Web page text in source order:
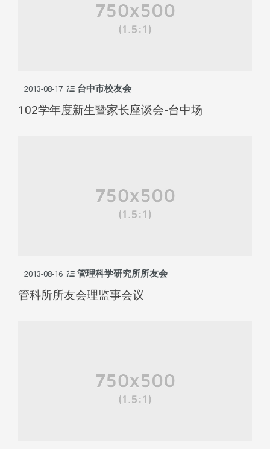
2013-08-17 台中市校友会
102学年度新生暨家长座谈会-台中场
2013-08-16 管理科学研究所所友会
管科所所友会理监事会议